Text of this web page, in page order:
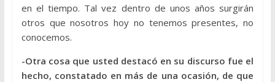
en el tiempo. Tal vez dentro de unos años surgirán
otros que nosotros hoy no tenemos presentes, no
conocemos.
-Otra cosa que usted destacó en su discurso fue el
hecho, constatado en más de una ocasión, de que